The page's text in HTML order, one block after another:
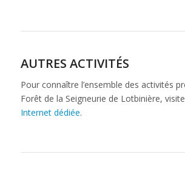
AUTRES ACTIVITÉS
Pour connaître l’ensemble des activités
Forêt de la Seigneurie de Lotbinière,
Internet dédiée.